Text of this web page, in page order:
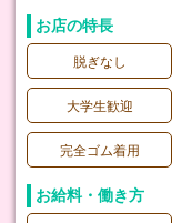
お店の特長
脱ぎなし
大学生歓迎
完全ゴム着用
お給料・働き方